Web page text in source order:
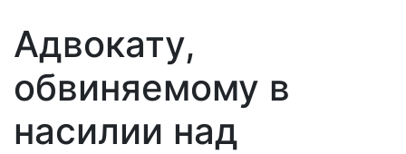
Адвокату,
обвиняемому в
насилии над